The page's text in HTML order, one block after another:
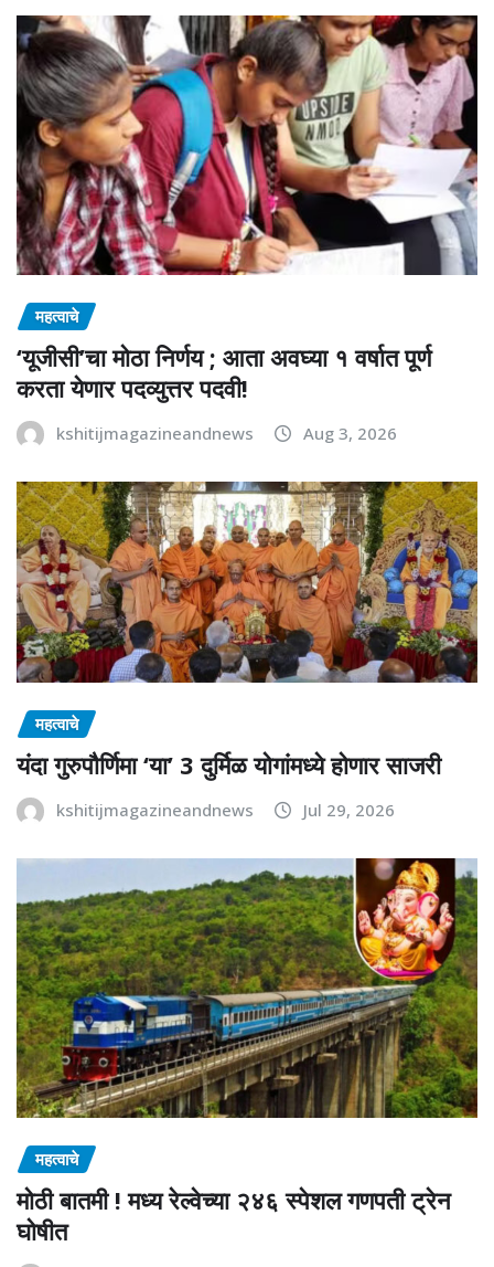
महत्वाचे
‘यूजीसी’चा मोठा निर्णय ; आता अवघ्या १ वर्षात पूर्ण
करता येणार पदव्युत्तर पदवी!
kshitijmagazineandnews Aug 3, 2026
महत्वाचे
यंदा गुरुपौर्णिमा ‘या’ 3 दुर्मिळ योगांमध्ये होणार साजरी
kshitijmagazineandnews Jul 29, 2026
महत्वाचे
मोठी बातमी ! मध्य रेल्वेच्या २४६ स्पेशल गणपती ट्रेन
घोषीत